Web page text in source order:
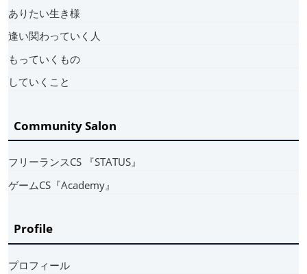
ありたい生き様
逢い関わっていく人
もっていくもの
していくこと
Community Salon
フリーランスCS 『STATUS』
ゲームCS『Academy』
Profile
プロフィール